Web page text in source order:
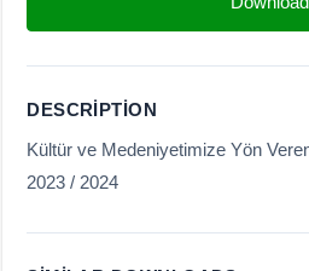
DESCRIPTION
Kültür ve Medeniyetimize Yön
2023 / 2024